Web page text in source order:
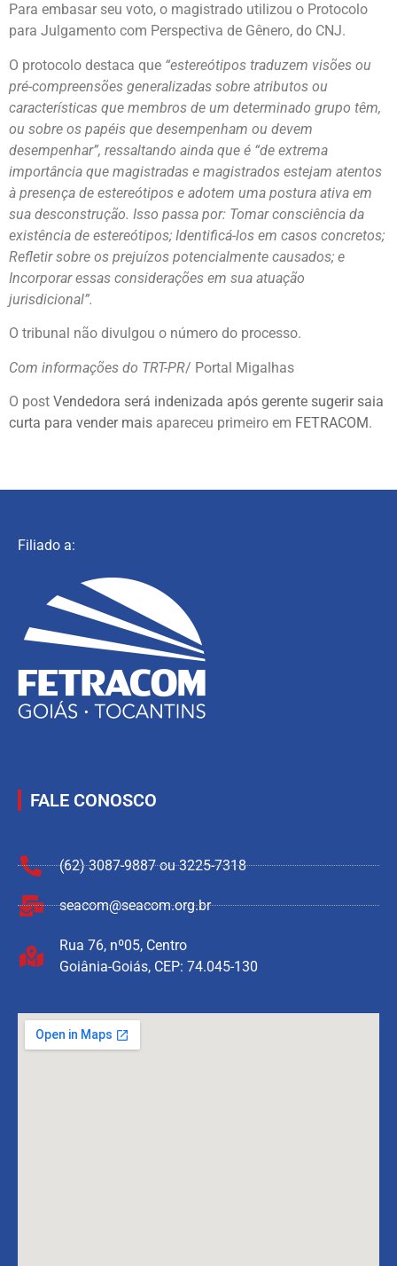
Para embasar seu voto, o magistrado utilizou o Protocolo
para Julgamento com Perspectiva de Gênero, do CNJ.
O protocolo destaca que “estereótipos traduzem visões ou
pré-compreensões generalizadas sobre atributos ou
características que membros de um determinado grupo têm,
ou sobre os papéis que desempenham ou devem
desempenhar”, ressaltando ainda que é “de extrema
importância que magistradas e magistrados estejam atentos
à presença de estereótipos e adotem uma postura ativa em
sua desconstrução. Isso passa por: Tomar consciência da
existência de estereótipos; Identificá-los em casos concretos;
Refletir sobre os prejuízos potencialmente causados; e
Incorporar essas considerações em sua atuação
jurisdicional”.
O tribunal não divulgou o número do processo.
Com informações do TRT-PR/ Portal Migalhas
O post Vendedora será indenizada após gerente sugerir saia
curta para vender mais apareceu primeiro em FETRACOM.
Filiado a:
FALE CONOSCO
(62) 3087-9887 ou 3225-7318
seacom@seacom.org.br
Rua 76, nº05, Centro
Goiânia-Goiás, CEP: 74.045-130